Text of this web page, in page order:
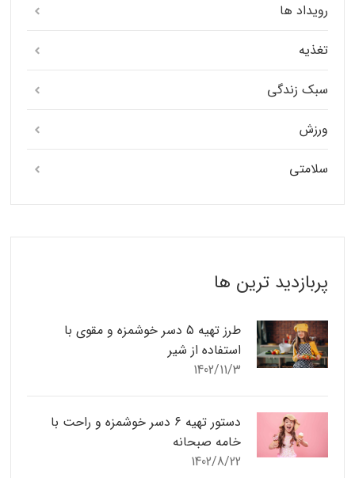
رویداد ها
تغذیه
سبک زندگی
ورزش
سلامتی
پربازدید ترین ها
طرز تهیه 5 دسر خوشمزه و مقوی با
استفاده از شیر
1402/11/3
دستور تهیه 6 دسر خوشمزه و راحت با
خامه صبحانه
1402/8/22